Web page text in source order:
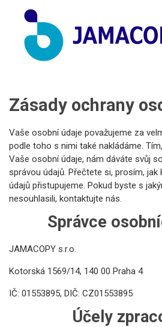
Zásady ochrany
Vaše osobní údaje považujeme za
podle toho s nimi také nakládáme.
Vaše osobní údaje, nám dáváte svůj
správou údajů. Přečtete si, prosím,
údajů přistupujeme. Pokud byste s
nesouhlasili, kontaktujte nás.
Správce
JAMACOPY s.r.o.
Kotorská 1569/14, 140 00 Praha 4
IČ: 01553895, DIČ: CZ01553895
Účely